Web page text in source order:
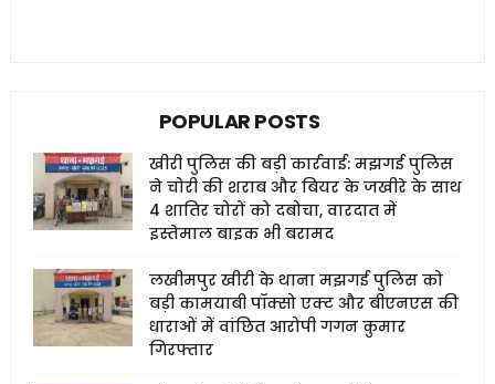
POPULAR POSTS
खीरी पुलिस की बड़ी कार्रवाई: मझगई पुलिस
ने चोरी की शराब और बियर के जखीरे के साथ
4 शातिर चोरों को दबोचा, वारदात में
इस्तेमाल बाइक भी बरामद
लखीमपुर खीरी के थाना मझगई पुलिस को
बड़ी कामयाबी पॉक्सो एक्ट और बीएनएस की
धाराओं में वांछित आरोपी गगन कुमार
गिरफ्तार